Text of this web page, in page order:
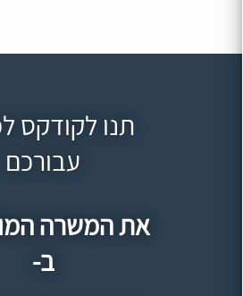
תנו לקודקס
עבורכם
את המשרה
ב-